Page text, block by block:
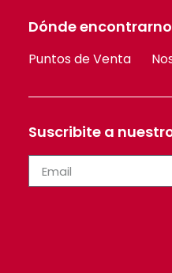
Dónde
Puntos de Venta
Suscribite a